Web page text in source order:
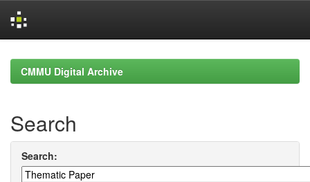
navigationCMMU Digital Archive
Search
Search: